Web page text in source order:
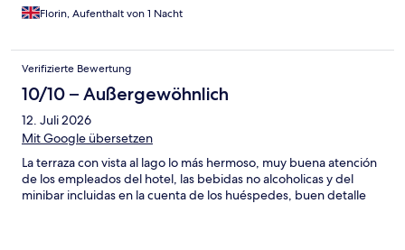
Florin, Aufenthalt von 1 Nacht
Verifizierte Bewertung
10/10 – Außergewöhnlich
12. Juli 2026
Mit Google übersetzen
La terraza con vista al lago lo más hermoso, muy buena atención
de los empleados del hotel, las bebidas no alcoholicas y del
minibar incluidas en la cuenta de los huéspedes, buen detalle